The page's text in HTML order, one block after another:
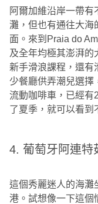
阿爾加維沿岸一帶
灘，但也有通往大海
面。來到Praia do
及全年均極其澎湃
新手滑浪課程，還有
少餐廳供弄潮兒選擇
流動咖啡車，已經有
了夏季，就可以看到
4. 葡萄牙阿連特
這個秀麗迷人的海灘
港。試想像一下這個